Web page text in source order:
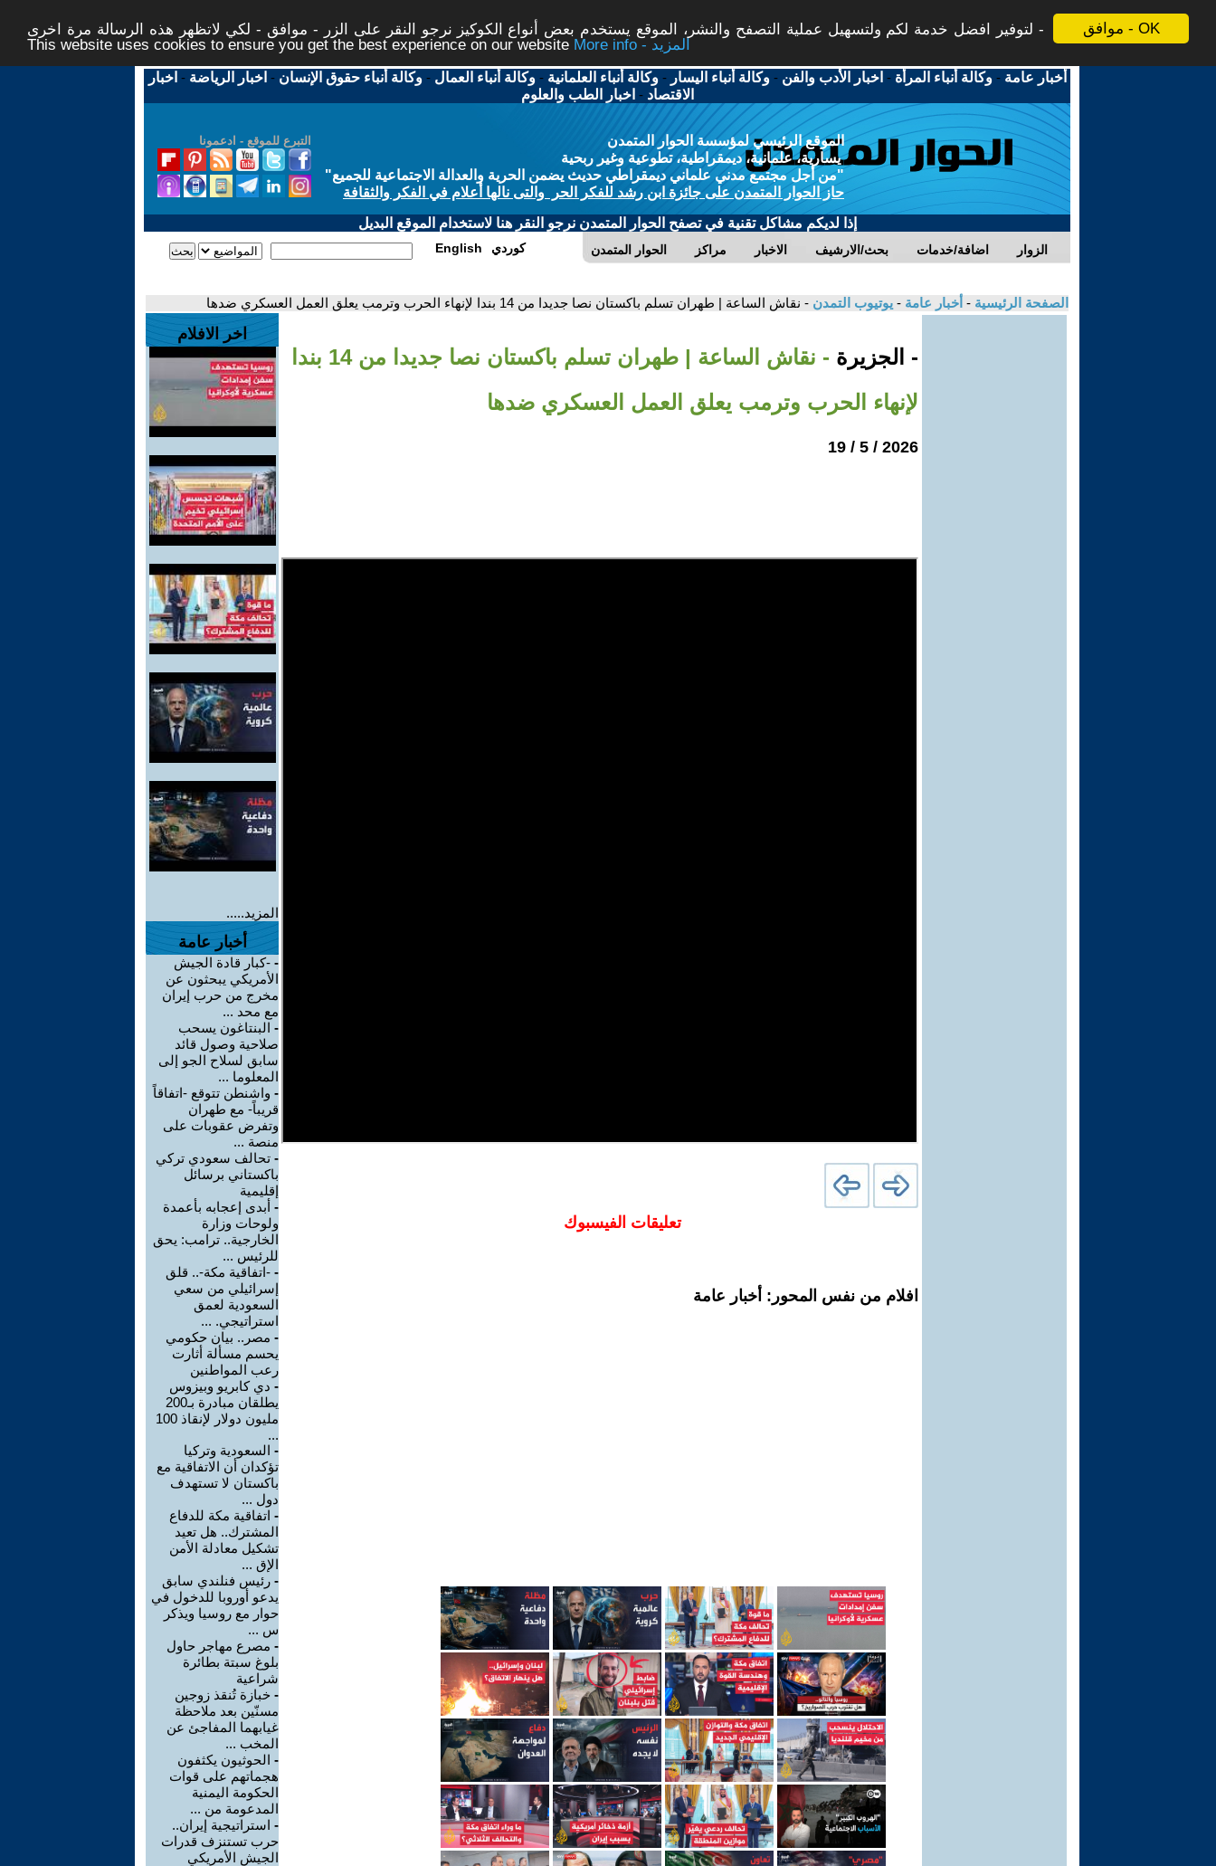
موافق - OK
لتوفير افضل خدمة لكم ولتسهيل عملية التصفح والنشر، الموقع يستخدم بعض أنواع الكوكيز نرجو النقر على الزر - موافق - لكي لاتظهر هذه الرسالة مرة اخرى -
This website uses cookies to ensure you get the best experience on our website
More info - المزيد
أخبار عامة -وكالة أنباء المرأة - اخبار الأدب والفن -وكالة أنباء اليسار -وكالة أنباء العلمانية -وكالة أنباء العمال -وكالة أنباء حقوق الإنسان - اخبار الرياضة - اخبار
الاقتصاد - اخبار الطب والعلوم
التبرع للموقع - ادعمونا
الموقع الرئيسي لمؤسسة الحوار المتمدن
يسارية، علمانية، ديمقراطية، تطوعية وغير ربحية
"من أجل مجتمع مدني علماني ديمقراطي حديث يضمن الحرية والعدالة الاجتماعية للجميع"
حاز الحوار المتمدن على جائزة ابن رشد للفكر الحر والتى نالها أعلام في الفكر والثقافة
إذا لديكم مشاكل تقنية في تصفح الحوار المتمدن نرجو النقر هنا لاستخدام الموقع البديل
الحوار المتمدن مراكز الاخبار بحث/الارشيف اضافة/خدمات الزوار English كوردي
الصفحة الرئيسية - أخبار عامة - يوتيوب التمدن - نقاش الساعة | طهران تسلم باكستان نصا جديدا من 14 بندا لإنهاء الحرب وترمب يعلق العمل العسكري ضدها
- الجزيرة
- نقاش الساعة | طهران تسلم باكستان نصا جديدا من 14 بندا
لإنهاء الحرب وترمب يعلق العمل العسكري ضدها
2026 / 5 / 19
تعليقات الفيسبوك
افلام من نفس المحور: أخبار عامة
اخر الافلام
المزيد.....
أخبار عامة
- -كبار قادة الجيش
الأمريكي يبحثون عن
مخرج من حرب إيران
مع محد ...
- البنتاغون يسحب
صلاحية وصول قائد
سابق لسلاح الجو إلى
المعلوما ...
- واشنطن تتوقع -اتفاقاً
قريباً- مع طهران
وتفرض عقوبات على
منصة ...
- تحالف سعودي تركي
باكستاني برسائل
إقليمية
- أبدى إعجابه بأعمدة
ولوحات وزارة
الخارجية.. ترامب: يحق
للرئيس ...
- -اتفاقية مكة-.. قلق
إسرائيلي من سعي
السعودية لعمق
استراتيجي. ...
- مصر.. بيان حكومي
يحسم مسألة أثارت
رعب المواطنين
- دي كابريو وبيزوس
يطلقان مبادرة بـ200
مليون دولار لإنقاذ 100
...
- السعودية وتركيا
تؤكدان أن الاتفاقية مع
باكستان لا تستهدف
دول ...
- اتفاقية مكة للدفاع
المشترك.. هل تعيد
تشكيل معادلة الأمن
الإق ...
- رئيس فنلندي سابق
يدعو أوروبا للدخول في
حوار مع روسيا ويذكر
س ...
- مصرع مهاجر حاول
بلوغ سبتة بطائرة
شراعية
- خبازة تُنقذ زوجين
مسنّين بعد ملاحظة
غيابهما المفاجئ عن
المخب ...
- الحوثيون يكثفون
هجماتهم على قوات
الحكومة اليمنية
المدعومة من ...
- استراتيجية إيران..
حرب تستنزف قدرات
الجيش الأمريكي